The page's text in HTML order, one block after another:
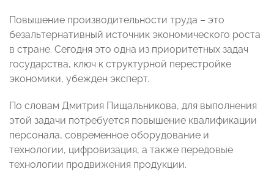
Повышение производительности труда – это
безальтернативный источник экономического роста
в стране. Сегодня это одна из приоритетных задач
государства, ключ к структурной перестройке
экономики, убежден эксперт.
По словам Дмитрия Пищальникова, для выполнения
этой задачи потребуется повышение квалификации
персонала, современное оборудование и
технологии, цифровизация, а также передовые
технологии продвижения продукции.